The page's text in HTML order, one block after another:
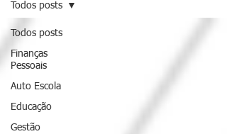
Todos posts
Finanças
Pessoais
Auto Escola
Educação
Gestão
Todos posts